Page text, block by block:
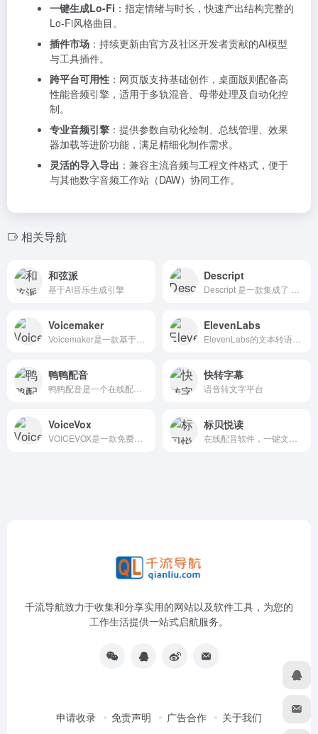
一键生成Lo-Fi ：指定情绪与时长，快速产出结构完整的
Lo-Fi风格曲目。
插件市场 ：持续更新由官方及社区开发者贡献的AI模型
与工具插件。
跨平台可用性 ：网页版支持基础创作，桌面版则配备高
性能音频引擎，适用于多轨混音、母带处理及自动化控
制。
专业音频引擎 ：提供参数自动化绘制、总线管理、效果
器加载等进阶功能，满足精细化制作需求。
灵活的导入导出 ：兼容主流音频与工程文件格式，便于
与其他数字音频工作站（DAW）协同工作。
相关导航
和弦派
基于AI音乐生成引擎
Descript
Voicemaker ElevenLabs
鸭鸭配音 快转字幕
语音转文字平台
VoiceVox 标贝悦读
千流导航致力于收集和分享实用的网站以及软件工具，为您的
工作生活提供一站式启航服务。
申请收录 免责声明 广告合作 关于我们